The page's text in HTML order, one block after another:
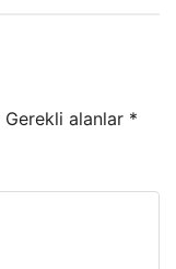
Gerekli alanlar *